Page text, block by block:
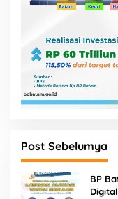
Post Sebelumya
BP